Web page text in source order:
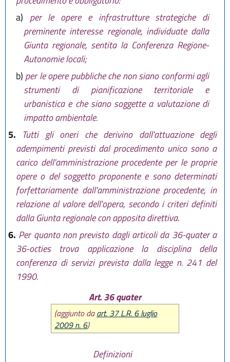
a) per le opere e infrastrutture strategiche di
preminente interesse regionale, individuate dalla
Giunta regionale, sentita la Conferenza Regione-
Autonomie locali;
b) per le opere pubbliche che non siano conformi agli
strumenti di pianificazione territoriale e
urbanistica e che siano soggette a valutazione di
impatto ambientale.
5. Tutti gli oneri che derivino dall'attuazione degli
adempimenti previsti dal procedimento unico sono a
carico dell'amministrazione procedente per le proprie
opere o del soggetto proponente e sono determinati
forfettariamente dall'amministrazione procedente, in
relazione al valore dell'opera, secondo i criteri definiti
dalla Giunta regionale con apposita direttiva.
6. Per quanto non previsto dagli articoli da 36-quater a
36-octies trova applicazione la disciplina della
conferenza di servizi prevista dalla legge n. 241 del
1990.
Art. 36 quater
(aggiunto daart. 37 L.R. 6 luglio
2009 n. 6)
Definizioni